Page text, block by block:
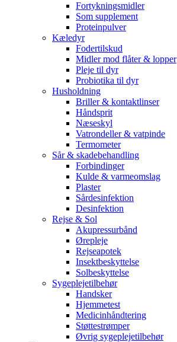
Fortykningsmidler
Som supplement
Proteinpulver
Kæledyr
Fodertilskud
Midler mod flåter & lopper
Pleje til dyr
Probiotika til dyr
Husholdning
Briller & kontaktlinser
Håndsprit
Næseskyl
Vatrondeller & vatpinde
Termometer
Sår & skadebehandling
Forbindinger
Kulde & varmeomslag
Plaster
Sårdesinfektion
Desinfektion
Rejse & Sol
Akupressurbånd
Ørepleje
Rejseapotek
Insektbeskyttelse
Solbeskyttelse
Sygeplejetilbehør
Handsker
Hjemmetest
Medicinhåndtering
Støttestrømper
Øvrig sygeplejetilbehør